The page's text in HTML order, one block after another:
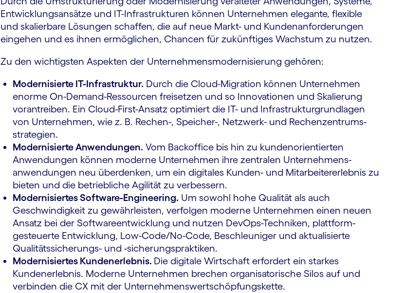
Entwicklungs­ansätze und IT-Infrastrukturen können Unternehmen elegante, flexible
und skalierbare Lösungen schaffen, die auf neue Markt- und Kunden­anforderungen
eingehen und es ihnen ermöglichen, Chancen für zukünftiges Wachstum zu nutzen.
Zu den wichtigsten Aspekten der Unter­nehmens­moderni­sierung gehören:
Modernisierte IT-Infrastruktur. Durch die Cloud-Migration können Unternehmen
enorme On-Demand-Ressourcen freisetzen und so Innovationen und Skalierung
vorantreiben. Ein Cloud-First-Ansatz optimiert die IT- und Infrastruktur­grundlagen
von Unternehmen, wie z. B. Rechen-, Speicher-, Netzwerk- und Rechen­zentrums­
strategien.
Modernisierte Anwendungen. Vom Backoffice bis hin zu kunden­orientierten
Anwendungen können moderne Unternehmen ihre zentralen Unternehmens­
anwendungen neu überdenken, um ein digitales Kunden- und Mitarbeiter­erlebnis zu
bieten und die betriebliche Agilität zu verbessern.
Modernisiertes Software-Engineering. Um sowohl hohe Qualität als auch
Geschwindigkeit zu gewährleisten, verfolgen moderne Unternehmen einen neuen
Ansatz bei der Softwareentwicklung und nutzen DevOps-Techniken, plattform­
gesteuerte Entwicklung, Low-Code/No-Code, Beschleuniger und aktualisierte
Qualitätssicherungs- und -sicherungspraktiken.
Modernisiertes Kundenerlebnis. Die digitale Wirtschaft erfordert ein starkes
Kundenerlebnis. Moderne Unternehmen brechen organisatorische Silos auf und
verbinden die CX mit der Unternehmens­wertschöpfungs­kette.